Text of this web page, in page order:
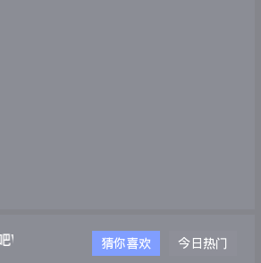
WWW.EVTDJ.COM
猜你喜欢 今日热门